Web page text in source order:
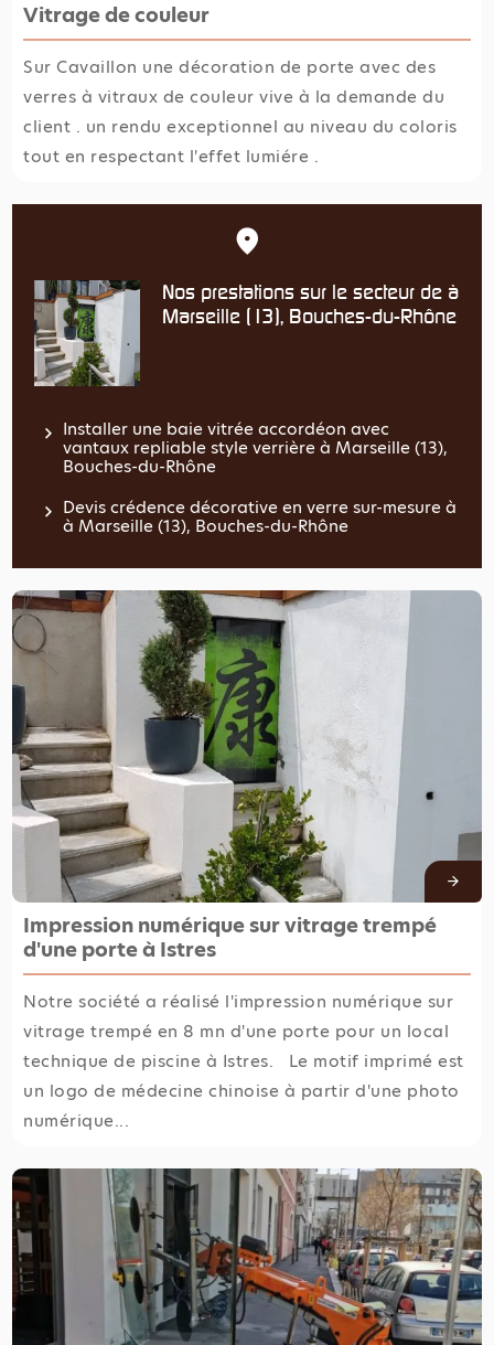
Vitrage de couleur
Sur Cavaillon une décoration de porte avec des
verres à vitraux de couleur vive à la demande du
client . un rendu exceptionnel au niveau du coloris
tout en respectant l'effet lumiére .
Nos prestations sur le secteur de à
Marseille (13), Bouches-du-Rhône
Installer une baie vitrée accordéon avec
vantaux repliable style verrière à Marseille (13),
Bouches-du-Rhône
Devis crédence décorative en verre sur-mesure à
à Marseille (13), Bouches-du-Rhône
Impression numérique sur vitrage trempé
d'une porte à Istres
Notre société a réalisé l'impression numérique sur
vitrage trempé en 8 mn d'une porte pour un local
technique de piscine à Istres. Le motif imprimé est
un logo de médecine chinoise à partir d'une photo
numérique...